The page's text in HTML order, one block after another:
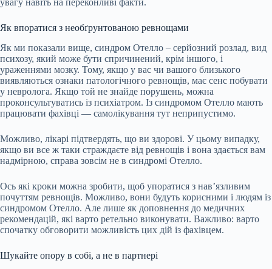
увагу навіть на переконливі факти.
Як впоратися з необґрунтованою ревнощами
Як ми показали вище, синдром Отелло – серйозний розлад, вид
психозу, який може бути спричинений, крім іншого, і
ураженнями мозку. Тому, якщо у вас чи вашого близького
виявляються ознаки патологічного ревнощів, має сенс побувати
у невролога. Якщо той не знайде порушень, можна
проконсультуватись із психіатром. Із синдромом Отелло мають
працювати фахівці — самолікування тут неприпустимо.
Можливо, лікарі підтвердять, що ви здорові. У цьому випадку,
якщо ви все ж таки страждаєте від ревнощів і вона здається вам
надмірною, справа зовсім не в синдромі Отелло.
Ось які кроки можна зробити, щоб упоратися з нав’язливим
почуттям ревнощів. Можливо, вони будуть корисними і людям із
синдромом Отелло. Але лише як доповнення до медичних
рекомендацій, які варто ретельно виконувати. Важливо: варто
спочатку обговорити можливість цих дій із фахівцем.
Шукайте опору в собі, а не в партнері